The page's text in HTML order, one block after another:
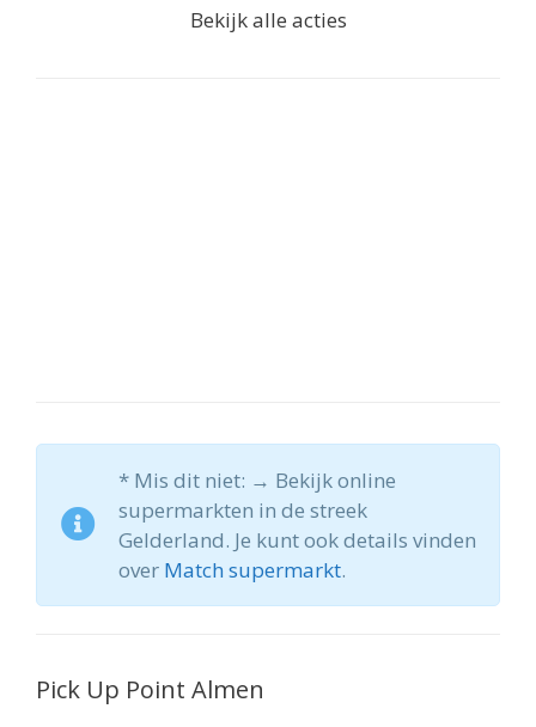
Bekijk alle acties
* Mis dit niet: → Bekijk online
supermarkten in de streek
Gelderland. Je kunt ook details vinden
over Match supermarkt.
Pick Up Point Almen